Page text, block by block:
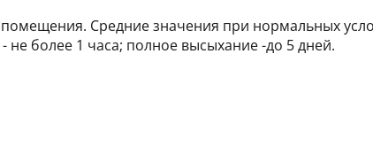
Средние значения при нормальных
не более 1 часа; полное высыхание -до 5 дней.